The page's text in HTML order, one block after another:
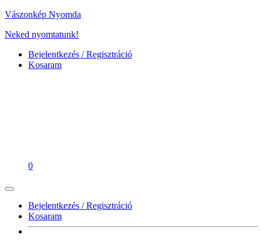
Vászonkép Nyomda
Neked nyomtatunk!
Bejelentkezés / Regisztráció
Kosaram
0
Bejelentkezés / Regisztráció
Kosaram